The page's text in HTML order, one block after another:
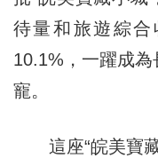
待量和旅遊綜合
10.1%，一躍成
寵。
這座“皖美寶藏